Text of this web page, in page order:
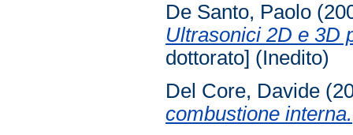
De Santo, Paolo
Ultrasonici 2D e 3D
dottorato] (Inedito)
Del Core, Davide
combustione interna.